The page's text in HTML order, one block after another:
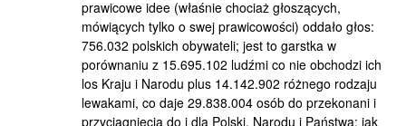
prawicowe idee (właśnie chociaż głoszących,
mówiących tylko o swej prawicowości) oddało głos:
756.032 polskich obywateli; jest to garstka w
porównaniu z 15.695.102 ludźmi co nie obchodzi ich
los Kraju i Narodu plus 14.142.902 różnego rodzaju
lewakami, co daje 29.838.004 osób do przekonani i
przyciągnięcia do i dla Polski, Narodu i Państwa; jak